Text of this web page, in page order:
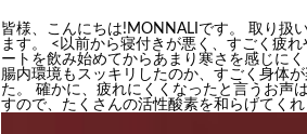
皆様、こんにちは!MONNALIです。 取り扱
ます。 <以前から寝付きが悪く、すごく疲
ートを飲み始めてからあまり寒さを感じに
腸内環境もスッキリしたのか、すごく身体
た。 確かに、疲れにくくなったと言うお声
すので、たくさんの活性酸素を和らげてくれ